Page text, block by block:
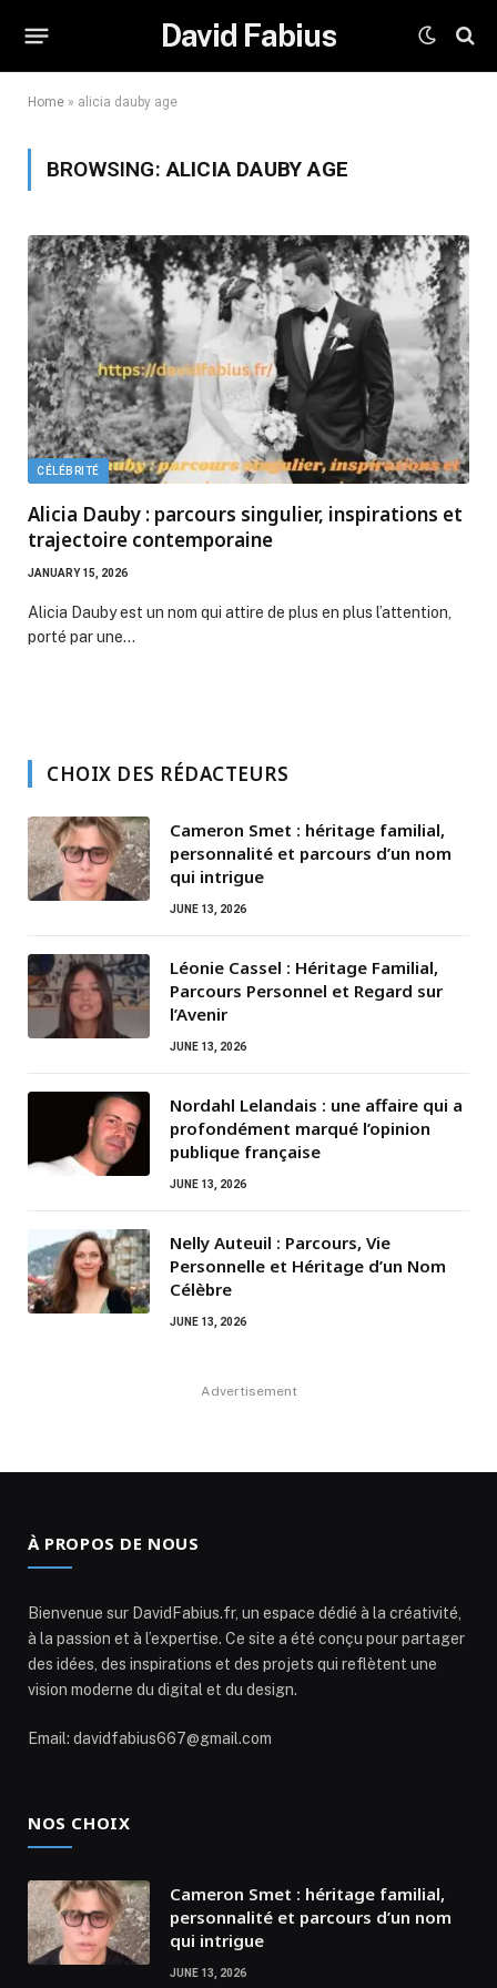
David Fabius
Home » alicia dauby age
BROWSING:ALICIA DAUBY AGE
CÉLÉBRITÉ
Alicia Dauby : parcours singulier, inspirations et
trajectoire contemporaine
JANUARY 15, 2026
Alicia Dauby est un nom qui attire de plus en plus l’attention,
porté par une…
CHOIX DES RÉDACTEURS
Cameron Smet : héritage familial,
personnalité et parcours d’un nom
qui intrigue
JUNE 13, 2026
Léonie Cassel : Héritage Familial,
Parcours Personnel et Regard sur
l’Avenir
JUNE 13, 2026
Nordahl Lelandais : une affaire qui a
profondément marqué l’opinion
publique française
JUNE 13, 2026
Nelly Auteuil : Parcours, Vie
Personnelle et Héritage d’un Nom
Célèbre
JUNE 13, 2026
Advertisement
À PROPOS DE NOUS
Bienvenue sur DavidFabius.fr, un espace dédié à la créativité,
à la passion et à l’expertise. Ce site a été conçu pour partager
des idées, des inspirations et des projets qui reflètent une
vision moderne du digital et du design.
Email: davidfabius667@gmail.com
NOS CHOIX
Cameron Smet : héritage familial,
personnalité et parcours d’un nom
qui intrigue
JUNE 13, 2026